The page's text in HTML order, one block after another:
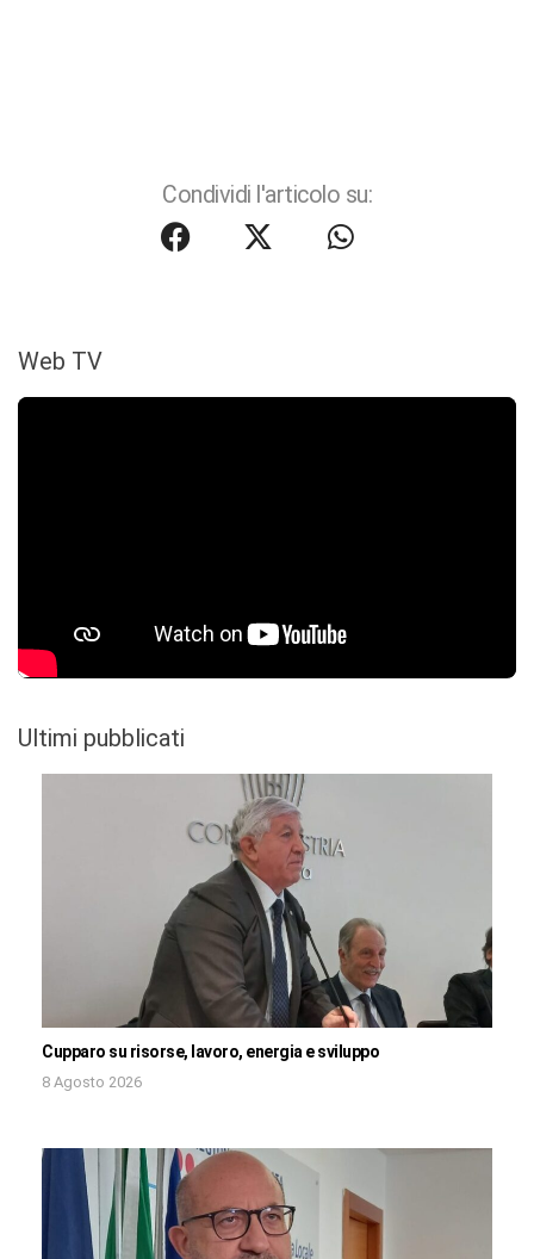
Condividi l'articolo su:
Web TV
Ultimi pubblicati
Cupparo su risorse, lavoro, energia e sviluppo
8 Agosto 2026